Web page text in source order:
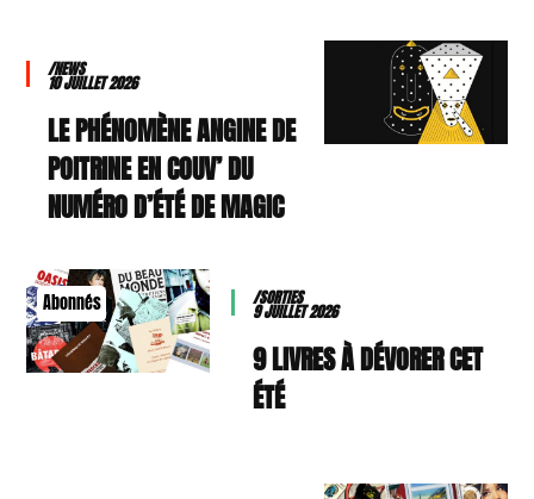
/NEWS
10 JUILLET 2026
LE PHÉNOMÈNE ANGINE DE
POITRINE EN COUV’ DU
NUMÉRO D’ÉTÉ DE MAGIC
Abonnés /SORTIES
9 JUILLET 2026
9 LIVRES À DÉVORER CET
ÉTÉ